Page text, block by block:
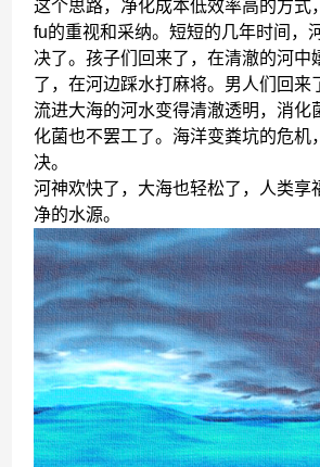
这个思路，净化成本低效率高的方式
fu的重视和采纳。短短的几年时间，
决了。孩子们回来了，在清澈的河中
了，在河边踩水打麻将。男人们回来
流进大海的河水变得清澈透明，消化
化菌也不罢工了。海洋变粪坑的危机
决。
河神欢快了，大海也轻松了，人类享
净的水源。